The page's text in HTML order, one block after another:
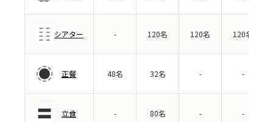
シアター - 120名 120名 120名
正餐 48名 32名 - -
立食 - 80名 - -